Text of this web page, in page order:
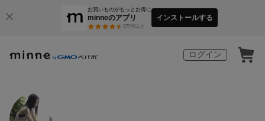
お買いものがもっとお得に
minneのアプリ
3万件以上
インストールする
ログイン